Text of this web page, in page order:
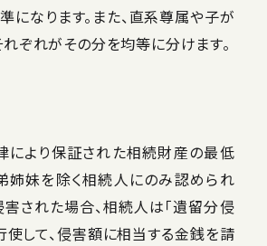
になります。また、直系尊属や子が
ぞれがその分を均等に分けます。
により保証された相続財産の最低
姉妹を除く相続人にのみ認められ
害された場合、相続人は「遺留分侵
使して、侵害額に相当する金銭を請